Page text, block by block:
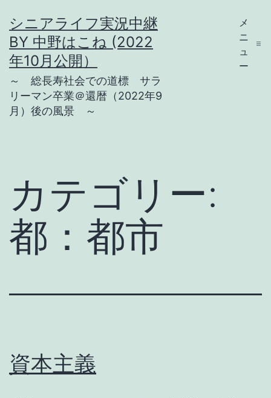
ン
テ
ン
へ
シニアライフ実況中継
BY 中野はこね (2022
年10月公開）
～ 総長寿社会での道標 サラ
リーマン卒業＠還暦（2022年9
月）後の風景 ～
メ
ニ
ュ
ー
カテゴリー:
都：都市
資本主義